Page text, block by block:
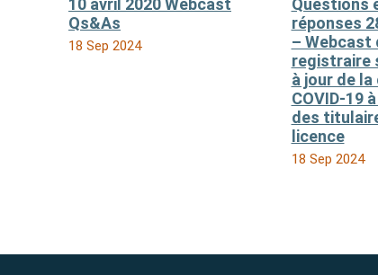
10 avril 2020 Webcast
Qs&As
18 Sep 2024
Questions
réponses
– Webcast
registraire
à jour de
COVID-19
des
licence
18 Sep 2024